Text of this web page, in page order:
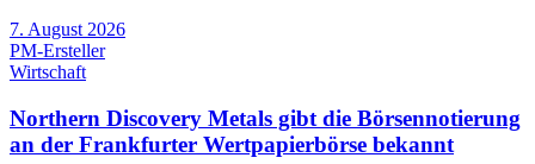
7. August 2026
PM-Ersteller
Wirtschaft
Northern Discovery Metals gibt die Börsennotierung
an der Frankfurter Wertpapierbörse bekannt